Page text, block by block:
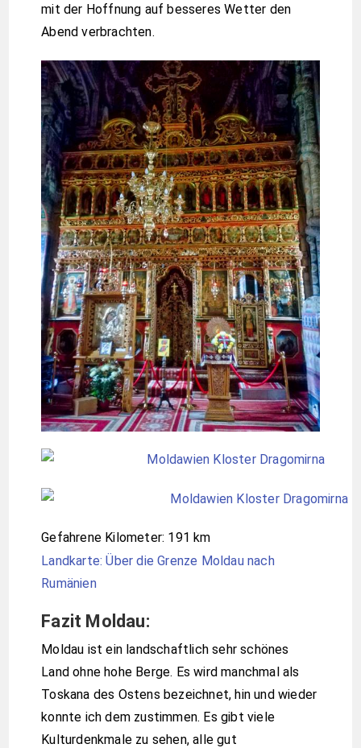
mit der Hoffnung auf besseres Wetter den
Abend verbrachten.
Gefahrene Kilometer: 191 km
Landkarte: Über die Grenze Moldau nach
Rumänien
Fazit Moldau:
Moldau ist ein landschaftlich sehr schönes
Land ohne hohe Berge. Es wird manchmal als
Toskana des Ostens bezeichnet, hin und wieder
konnte ich dem zustimmen. Es gibt viele
Kulturdenkmale zu sehen, alle gut